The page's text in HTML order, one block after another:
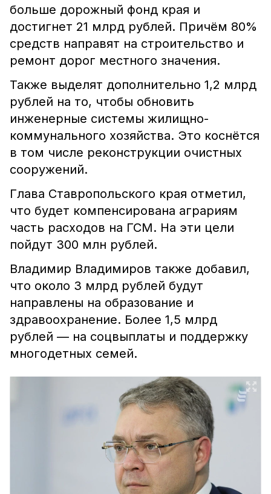
больше дорожный фонд края и
достигнет 21 млрд рублей. Причём 80%
средств направят на строительство и
ремонт дорог местного значения.
Также выделят дополнительно 1,2 млрд
рублей на то, чтобы обновить
инженерные системы жилищно-
коммунального хозяйства. Это коснётся
в том числе реконструкции очистных
сооружений.
Глава Ставропольского края отметил,
что будет компенсирована аграриям
часть расходов на ГСМ. На эти цели
пойдут 300 млн рублей.
Владимир Владимиров также добавил,
что около 3 млрд рублей будут
направлены на образование и
здравоохранение. Более 1,5 млрд
рублей — на соцвыплаты и поддержку
многодетных семей.